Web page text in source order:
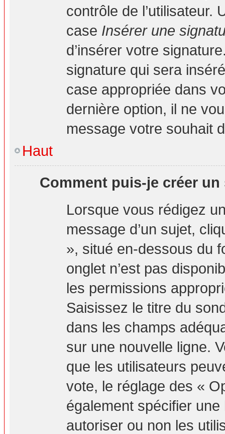
contrôle de l’utilisateur.
case Insérer une
d’insérer votre
signature qui sera
case appropriée dans
dernière option, il ne
message votre souhait
Haut
Comment puis-je créer un
Lorsque vous rédigez
message d’un sujet,
», situé en-dessous du
onglet n’est pas
les permissions
Saisissez le titre du
dans les champs
sur une nouvelle ligne.
que les utilisateurs
vote, le réglage des «
également spécifier
autoriser ou non les